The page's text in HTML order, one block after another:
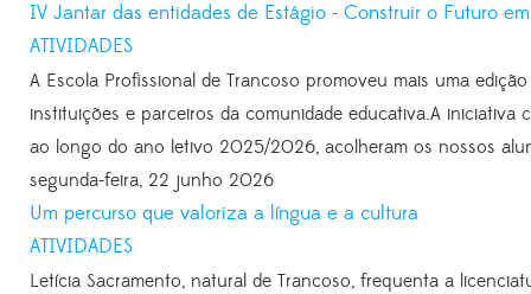
IV Jantar das entidades de Estágio - Construir o Futuro
ATIVIDADES
A Escola Profissional de Trancoso promoveu mais uma
instituições e parceiros da comunidade educativa.A
ao longo do ano letivo 2025/2026, acolheram os nossos
segunda-feira, 22 junho 2026
Um percurso que valoriza a língua e a cultura
ATIVIDADES
Letícia Sacramento, natural de Trancoso, frequenta a